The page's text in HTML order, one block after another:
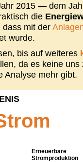
2015 — dem
die
dass mit der
wurde.
bis auf weiteres
da es keine
Analyse mehr gibt.
Erneuerbare
Stromproduktion